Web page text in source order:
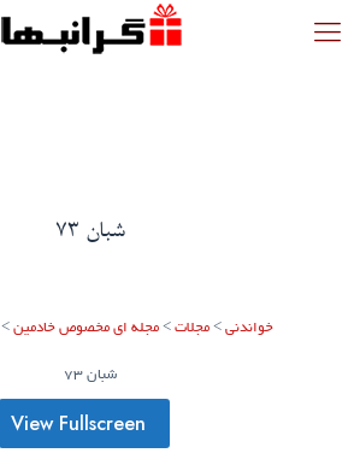
شبان 73
خواندنی> مجلات> مجله ای مخصوص خادمین>
شبان 73
View Fullscreen